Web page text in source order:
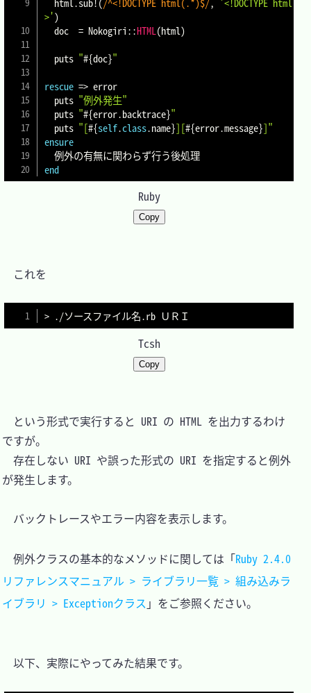
>')
  doc
= Nokogiri::HTML(html)
  puts
"#{doc}"
rescue => error
  puts
"例外発生"
  puts
"#{error.backtrace}"
  puts
"[#{self.class.name}][#{error.message}]"
ensure
  例外の有無に関わらず行う後処理
end
Ruby
Copy
これを
>
Tcsh
Copy
という形式で実行すると URI の HTML を出力するわけ
ですが。
存在しない URI や誤った形式の URI を指定すると例外
が発生します。
バックトレースやエラー内容を表示します。
例外クラスの基本的なメソッドに関しては「Ruby 2.4.0
リファレンスマニュアル > ライブラリ一覧 > 組み込みラ
イブラリ > Exceptionクラス 」をご参照ください。
以下、実際にやってみた結果です。